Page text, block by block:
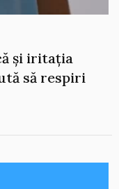
și iritația
să respiri